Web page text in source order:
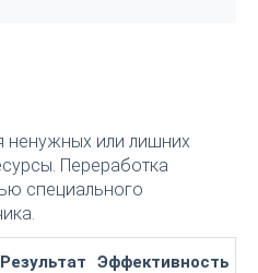
ненужных или лишних
Переработка
специального
Результат Эффективность